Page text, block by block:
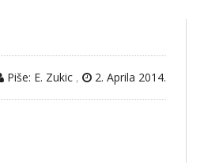
Piše: E. Zukic , 2. Aprila 2014.